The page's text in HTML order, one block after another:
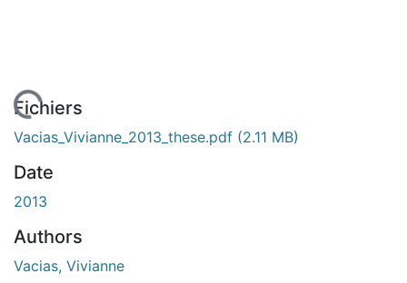
En cours de chargement...
Fichiers
Vacias_Vivianne_2013_these.pdf (2.11 MB)
Date
2013
Authors
Vacias, Vivianne